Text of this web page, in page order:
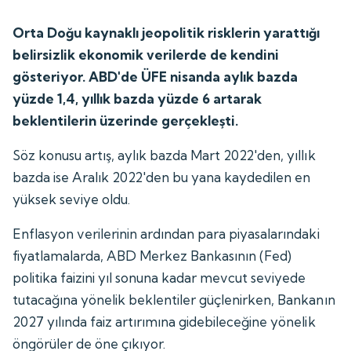
Orta Doğu kaynaklı jeopolitik risklerin yarattığı
belirsizlik ekonomik verilerde de kendini
gösteriyor. ABD'de ÜFE nisanda aylık bazda
yüzde 1,4, yıllık bazda yüzde 6 artarak
beklentilerin üzerinde gerçekleşti.
Söz konusu artış, aylık bazda Mart 2022'den, yıllık
bazda ise Aralık 2022'den bu yana kaydedilen en
yüksek seviye oldu.
Enflasyon verilerinin ardından para piyasalarındaki
fiyatlamalarda, ABD Merkez Bankasının (Fed)
politika faizini yıl sonuna kadar mevcut seviyede
tutacağına yönelik beklentiler güçlenirken, Bankanın
2027 yılında faiz artırımına gidebileceğine yönelik
öngörüler de öne çıkıyor.